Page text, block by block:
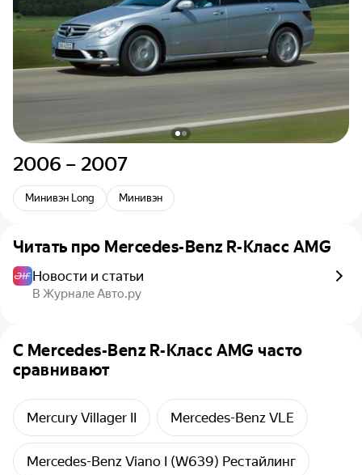
2006 – 2007
Минивэн Long Минивэн
Читать про Mercedes-Benz R-Класс AMG
Новости и статьи
В Журнале Авто.ру
C Mercedes-Benz R-Класс AMG часто
сравнивают
Mercury Villager II Mercedes-Benz VLE
Mercedes-Benz Viano I (W639) Рестайлинг